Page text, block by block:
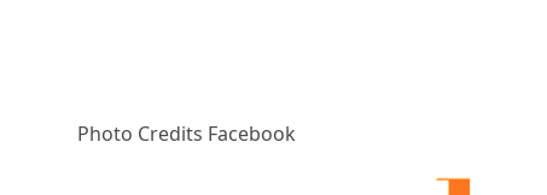
Photo Credits Facebook